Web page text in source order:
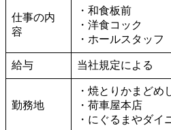
仕事の内
容
・和食板前
・洋食コック
・ホールスタッフ
給与 当社規定による
勤務地
・焼とりかまど
・荷車屋本店
・にぐるまやダイ